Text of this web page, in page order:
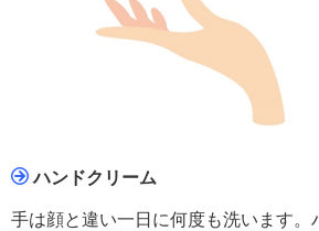
ハンドクリーム
手は顔と違い一日に何度も洗います。